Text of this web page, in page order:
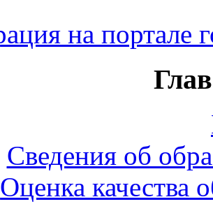
Сведения об
Оценка качества